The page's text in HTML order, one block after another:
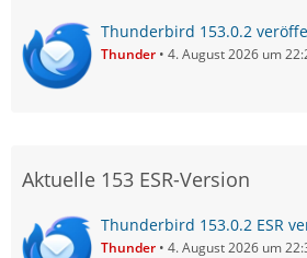
Thunderbird 153.0.2
Thunder 4. August 2026 um
Aktuelle 153 ESR-Version
Thunderbird 153.0.2 ESR
Thunder 4. August 2026 um